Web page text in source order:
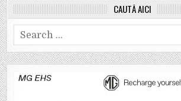
CAUTĂ AICI
Search
for: